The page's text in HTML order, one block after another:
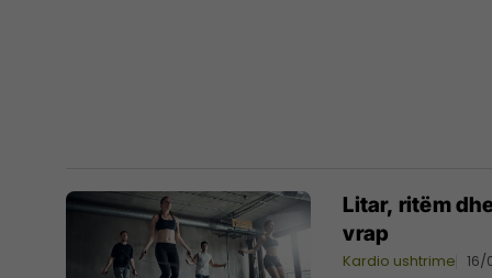
Litar, ritëm
vrap
Kardio ushtrime 16/